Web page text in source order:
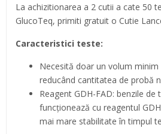
La achizitionarea a 2 cutii a cate 50
GlucoTeq, primiti gratuit o Cutie
Caracteristici teste:
Necesită doar un volum minim
reducând cantitatea de probă
Reagent GDH-FAD: benzile de
funcționează cu reagentul
mai mare stabilitate în timpul